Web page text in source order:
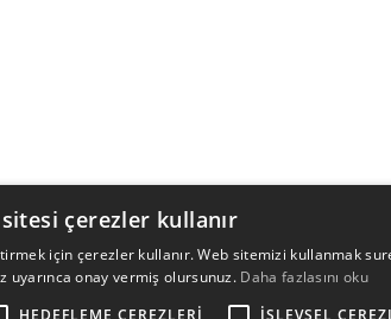
çerezler kullanır
için çerezler kullanır. Web sitemizi kullanmak
uyarınca onay vermiş olursunuz. Daha fazlasını oku
HEDEFLEME ÇEREZLERI İŞLEVSEL